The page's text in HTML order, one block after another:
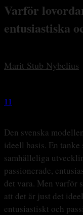
Varför
entusiastiska
Marit Stub Nybelius
11
Den svenska
ideell basis. En
samhälleliga
passionerade,
det vara. Men varför
att det är just det
entusiastiskt och